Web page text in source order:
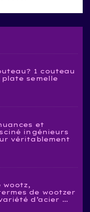
1 couteau
semelle
et
ingénieurs
véritablement
wootz,
de wootzer
d’acier …